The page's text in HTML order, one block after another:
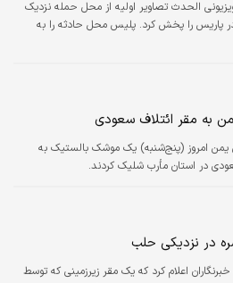
الحدث تصاویر اولیه از محل حمله نزدیک
پاریس را پخش کرد. پلیس محل حادثه را به
به مقر ائتلاف سعودی
یمن امروز (پنج‌شنبه) یک موشک بالستیک به‌
در استان مأرب شلیک کردند.
در نزدیکی حلب
اعلام کرد که یک مقر زیرزمینی که توسط